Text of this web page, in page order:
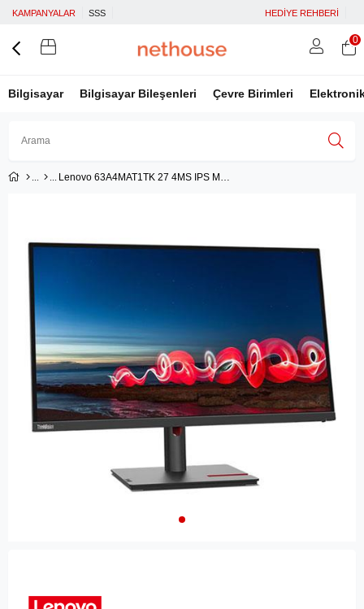
KAMPANYALAR SSS HEDİYE REHBERİ
Bilgisayar Bilgisayar Bileşenleri Çevre Birimleri
0
Lenovo 63A4MAT1TK 27 4MS IPS Monitör